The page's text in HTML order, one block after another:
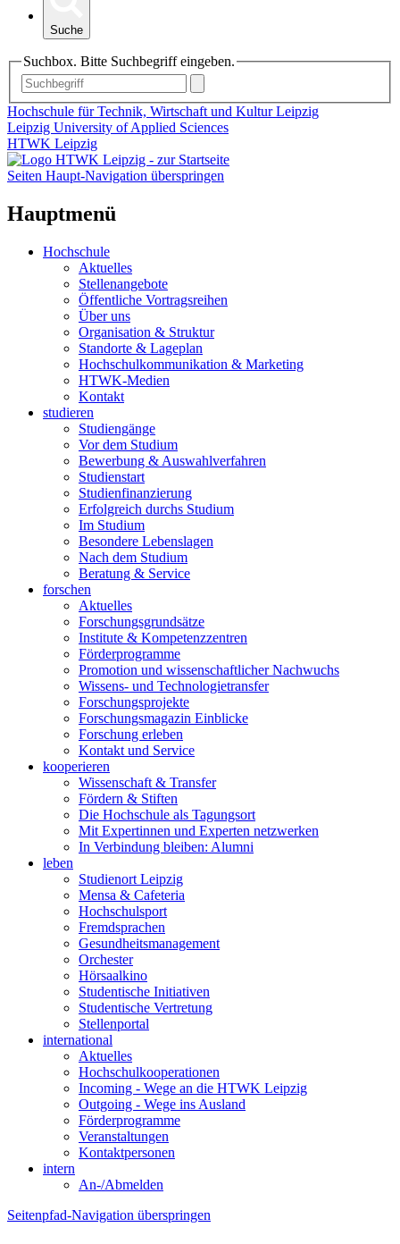
Suche
Suchbox. Bitte Suchbegriff eingeben.
Hochschule für Technik, Wirtschaft und Kultur Leipzig
Leipzig University of Applied Sciences
HTWK Leipzig
Seiten Haupt-Navigation überspringen
Hauptmenü
Hochschule
Aktuelles
Stellenangebote
Öffentliche Vortragsreihen
Über uns
Organisation & Struktur
Standorte & Lageplan
Hochschulkommunikation & Marketing
HTWK-Medien
Kontakt
studieren
Studiengänge
Vor dem Studium
Bewerbung & Auswahlverfahren
Studienstart
Studienfinanzierung
Erfolgreich durchs Studium
Im Studium
Besondere Lebenslagen
Nach dem Studium
Beratung & Service
forschen
Aktuelles
Forschungsgrundsätze
Institute & Kompetenzzentren
Förderprogramme
Promotion und wissenschaftlicher Nachwuchs
Wissens- und Technologietransfer
Forschungsprojekte
Forschungsmagazin Einblicke
Forschung erleben
Kontakt und Service
kooperieren
Wissenschaft & Transfer
Fördern & Stiften
Die Hochschule als Tagungsort
Mit Expertinnen und Experten netzwerken
In Verbindung bleiben: Alumni
leben
Studienort Leipzig
Mensa & Cafeteria
Hochschulsport
Fremdsprachen
Gesundheitsmanagement
Orchester
Hörsaalkino
Studentische Initiativen
Studentische Vertretung
Stellenportal
international
Aktuelles
Hochschulkooperationen
Incoming - Wege an die HTWK Leipzig
Outgoing - Wege ins Ausland
Förderprogramme
Veranstaltungen
Kontaktpersonen
intern
An-/Abmelden
Seitenpfad-Navigation überspringen